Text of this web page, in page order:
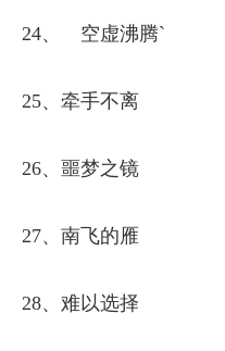
24、ゝ空虚沸腾`
25、牵手不离
26、噩梦之镜
27、南飞的雁
28、难以选择